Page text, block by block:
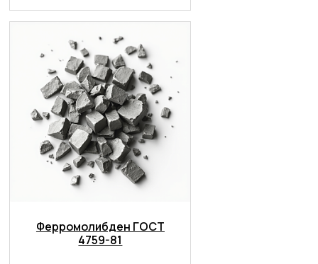
Ферромолибден ГОСТ
4759-81